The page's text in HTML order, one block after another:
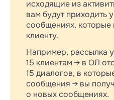
исходящие из
вам будут приходить
сообщениях, которые
клиенту.
Например, рассылка
15 клиентам → в ОЛ
15 диалогов, в
сообщения → вы
о новых сообщениях.